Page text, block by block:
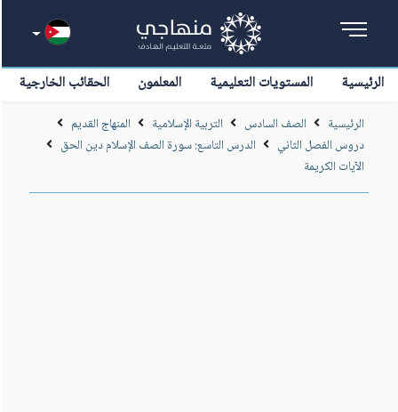
الرئيسية المستويات التعليمية المعلمون الحقائب الخارجية
الرئيسية الصف السادس التربية الإسلامية
المنهاج القديم
دروس الفصل الثاني
الدرس التاسع: سورة الصف الإسلام دين الحق
الآيات الكريمة